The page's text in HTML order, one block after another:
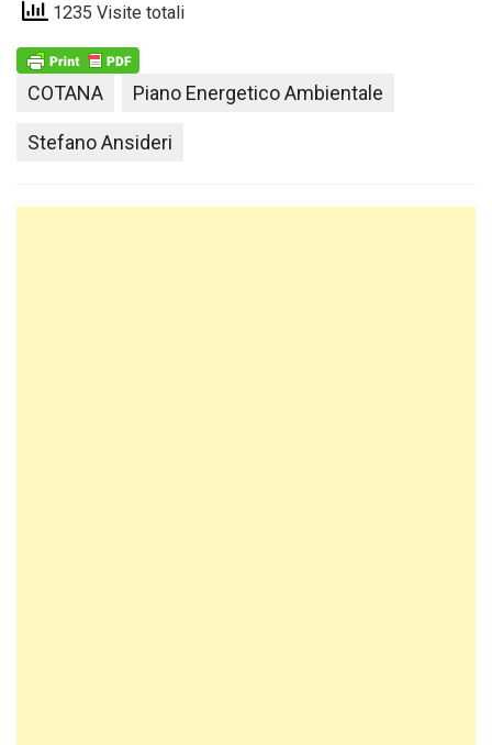
1235 Visite totali
COTANA Piano Energetico Ambientale
Stefano Ansideri